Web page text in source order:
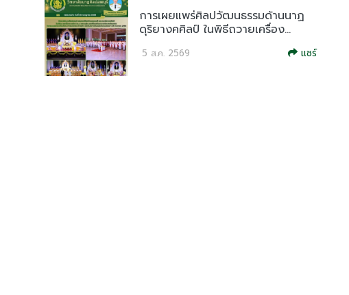
การเผยแพร่ศิลปวัฒนธรรมด้านนาฏ
ดุริยางคศิลป์ ในพิธีถวายเครื่อง...
5 ส.ค. 2569 แชร์